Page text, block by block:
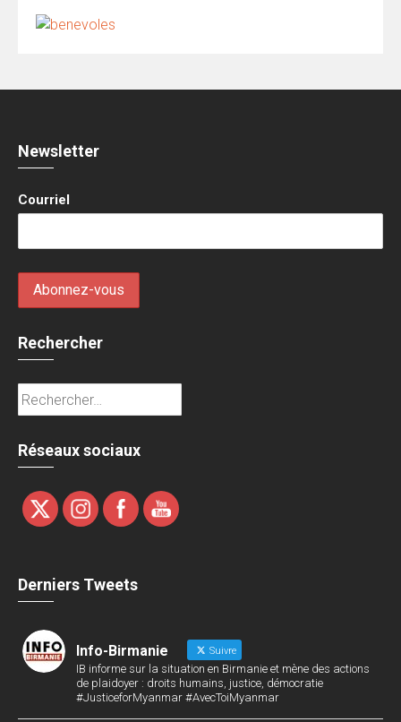
Newsletter
Courriel
Rechercher
Rechercher :
Réseaux sociaux
Derniers Tweets
Info-Birmanie Suivre
IB informe sur la situation en Birmanie et mène des actions
de plaidoyer : droits humains, justice, démocratie
#JusticeforMyanmar #AvecToiMyanmar